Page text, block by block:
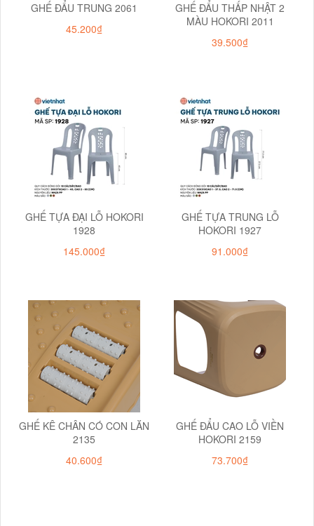
GHẾ ĐẨU TRUNG 2061
45.200₫
GHẾ ĐẨU THẤP NHẬT 2
MÀU HOKORI 2011
39.500₫
GHẾ TỰA ĐẠI LỖ HOKORI
1928
145.000₫
GHẾ TỰA TRUNG LỖ
HOKORI 1927
91.000₫
GHẾ KÊ CHÂN CÓ CON LĂN
2135
40.600₫
GHẾ ĐẨU CAO LỖ VIỀN
HOKORI 2159
73.700₫